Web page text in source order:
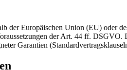
der Europäischen Union (EU) oder
der Art. 44 ff.
Garantien